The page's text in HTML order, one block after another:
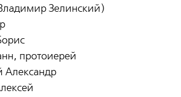
Зелинский)
протоиерей
Александр